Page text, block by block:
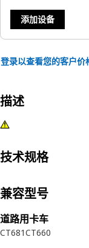
添加设备
登录以查看您的客户价
描述
技术规格
兼容型号
道路用卡车
CT681CT660